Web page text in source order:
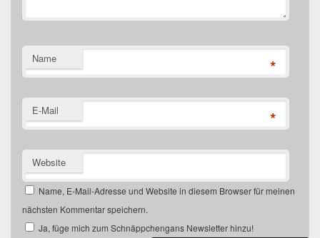
Name *
E-Mail *
Website
Name, E-Mail-Adresse und Website in diesem Browser für meinen
nächsten Kommentar speichern.
Ja, füge mich zum Schnäppchengans Newsletter hinzu!